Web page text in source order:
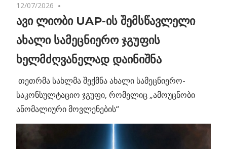
12/07/2026
ავი ლიობი UAP-ის შემსწავლელი
ახალი სამეცნიერო ჯგუფის
ხელმძღვანელად დაინიშნა
თეთრმა სახლმა შექმნა ახალი სამეცნიერო-
საკონსულტაციო ჯგუფი, რომელიც „ამოუცნობი
ანომალიური მოვლენების“